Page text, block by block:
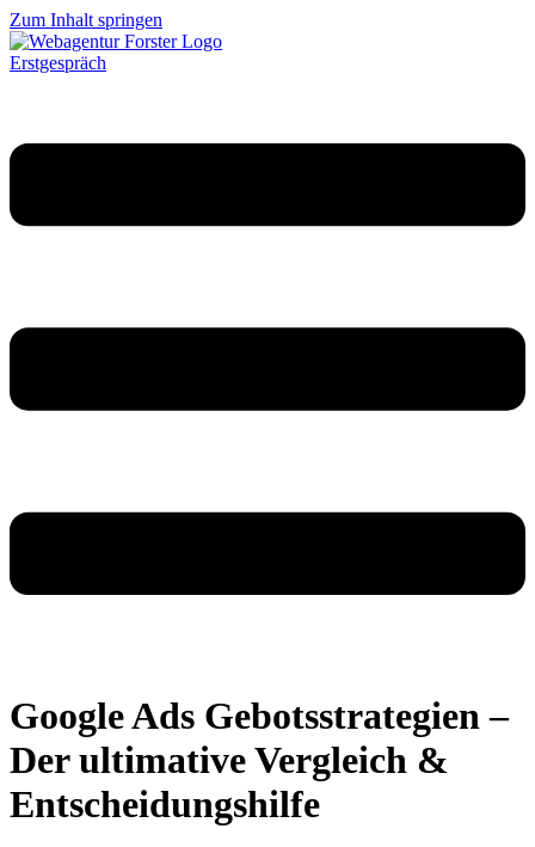
Zum Inhalt springen
Erstgespräch
Google Ads Gebotsstrategien –
Der ultimative Vergleich &
Entscheidungshilfe